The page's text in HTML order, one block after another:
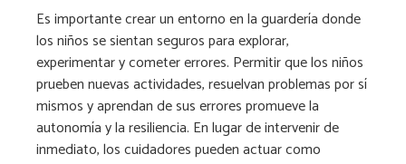
Es importante crear un entorno en la guardería donde
los niños se sientan seguros para explorar,
experimentar y cometer errores. Permitir que los niños
prueben nuevas actividades, resuelvan problemas por sí
mismos y aprendan de sus errores promueve la
autonomía y la resiliencia. En lugar de intervenir de
inmediato, los cuidadores pueden actuar como